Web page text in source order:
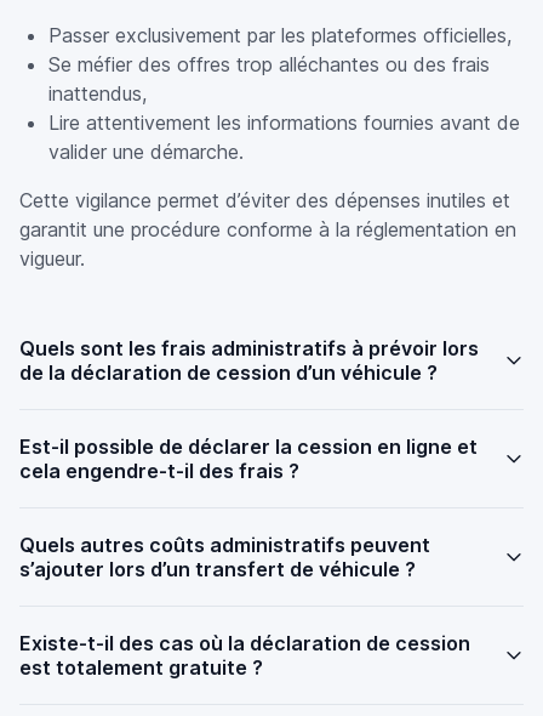
Passer exclusivement par les plateformes officielles,
Se méfier des offres trop alléchantes ou des frais
inattendus,
Lire attentivement les informations fournies avant de
valider une démarche.
Cette vigilance permet d’éviter des dépenses inutiles et
garantit une procédure conforme à la réglementation en
vigueur.
Quels sont les frais administratifs à prévoir lors
de la déclaration de cession d’un véhicule ?
Est-il possible de déclarer la cession en ligne et
cela engendre-t-il des frais ?
Quels autres coûts administratifs peuvent
s’ajouter lors d’un transfert de véhicule ?
Existe-t-il des cas où la déclaration de cession
est totalement gratuite ?